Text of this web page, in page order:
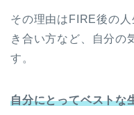
その理由はFIRE後の
き合い方など、自分の
す。
自分にとってベストな